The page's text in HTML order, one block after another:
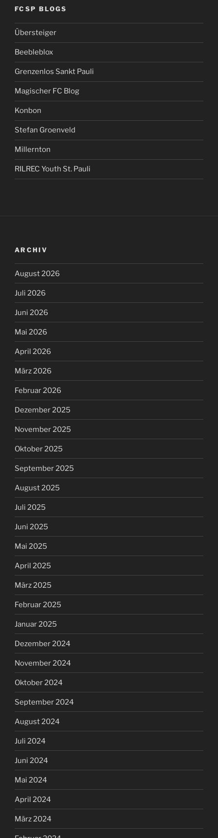
FCSP BLOGS
Übersteiger
Beebleblox
Grenzenlos Sankt Pauli
Magischer FC Blog
Konbon
Stefan Groenveld
Millernton
RILREC Youth St. Pauli
ARCHIV
August 2026
Juli 2026
Juni 2026
Mai 2026
April 2026
März 2026
Februar 2026
Dezember 2025
November 2025
Oktober 2025
September 2025
August 2025
Juli 2025
Juni 2025
Mai 2025
April 2025
März 2025
Februar 2025
Januar 2025
Dezember 2024
November 2024
Oktober 2024
September 2024
August 2024
Juli 2024
Juni 2024
Mai 2024
April 2024
März 2024